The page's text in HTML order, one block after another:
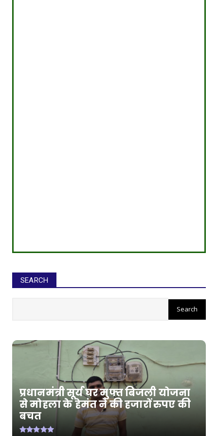
SEARCH
प्रधानमंत्री सूर्य घर मुफ्त बिजली योजना
से मोहला के हेमंत ने की हजारों रुपए की
बचत